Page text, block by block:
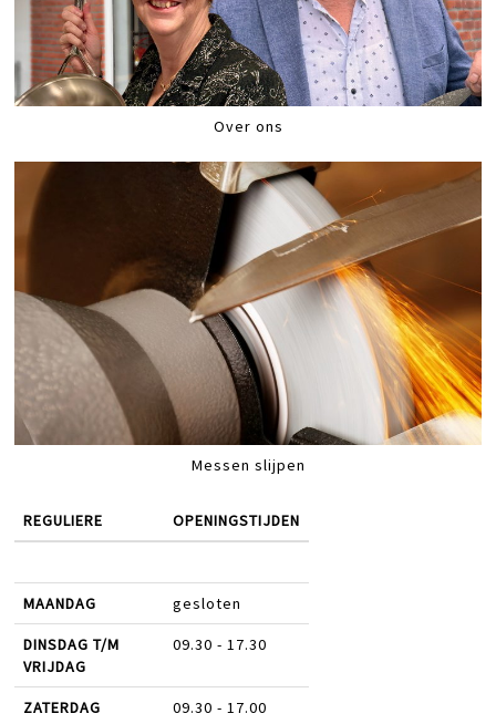
Over ons
Messen slijpen
REGULIERE OPENINGSTIJDEN
MAANDAG gesloten
DINSDAG T/M
VRIJDAG
09.30 - 17.30
ZATERDAG 09.30 - 17.00